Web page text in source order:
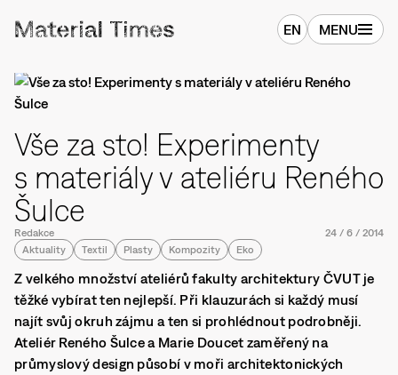
EN MENU
Vše za sto! Experimenty
s materiály v ateliéru Reného
Šulce
Redakce 24 / 6 / 2014
Aktuality
Textil Plasty Kompozity Eko
Z velkého množství ateliérů fakulty architektury ČVUT je
těžké vybírat ten nejlepší. Při klauzurách si každý musí
najít svůj okruh zájmu a ten si prohlédnout podrobněji.
Ateliér Reného Šulce a Marie Doucet zaměřený na
průmyslový design působí v moři architektonických